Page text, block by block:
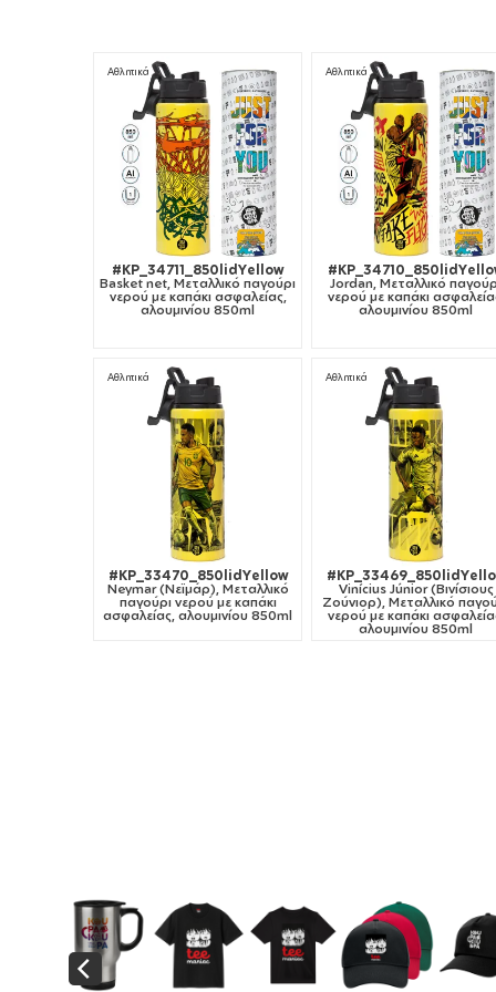
Αθλητικά
#KP_34711_850lidYellow
Basket net, Μεταλλικό παγούρι
νερού με καπάκι ασφαλείας,
αλουμινίου 850ml
Αθλητικά
Jordan, Μεταλλικό
νερού με καπάκι
αλουμινίου 850ml
Αθλητικά
#KP_33470_850lidYellow
Neymar (Νεϊμάρ), Μεταλλικό
παγούρι νερού με καπάκι
ασφαλείας, αλουμινίου 850ml
Αθλητικά
Vinícius Júnior (Βινίσιους
Ζούνιορ), Μεταλλικό
νερού με καπάκι
αλουμινίου 850ml